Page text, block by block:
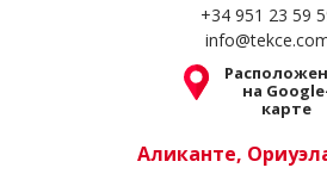
+34 951 23 59
на
карте
Аликанте,